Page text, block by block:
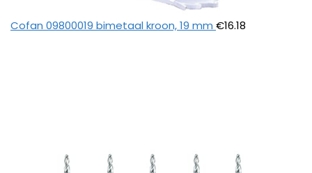
Cofan 09800019 bimetaal kroon, 19 mm €16.18